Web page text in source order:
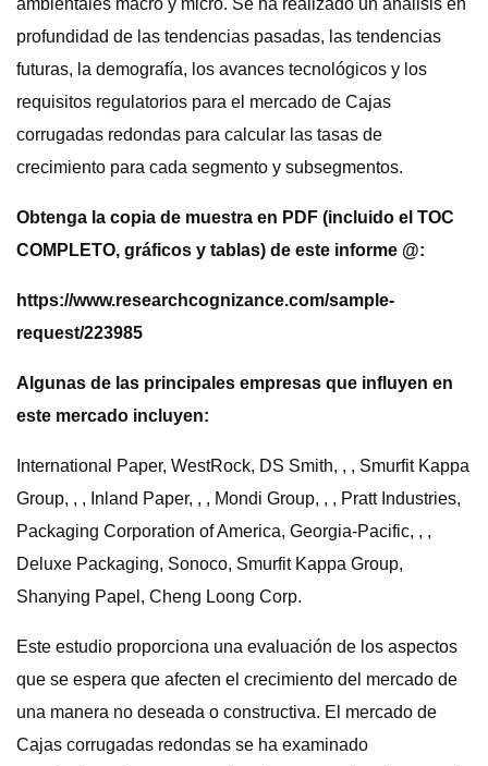
ambientales macro y micro. Se ha realizado un análisis en
profundidad de las tendencias pasadas, las tendencias
futuras, la demografía, los avances tecnológicos y los
requisitos regulatorios para el mercado de Cajas
corrugadas redondas para calcular las tasas de
crecimiento para cada segmento y subsegmentos.
Obtenga la copia de muestra en PDF (incluido el TOC
COMPLETO, gráficos y tablas) de este informe @:
https://www.researchcognizance.com/sample-
request/223985
Algunas de las principales empresas que influyen en
este mercado incluyen:
International Paper, WestRock, DS Smith, , , Smurfit Kappa
Group, , , Inland Paper, , , Mondi Group, , , Pratt Industries,
Packaging Corporation of America, Georgia-Pacific, , ,
Deluxe Packaging, Sonoco, Smurfit Kappa Group,
Shanying Papel, Cheng Loong Corp.
Este estudio proporciona una evaluación de los aspectos
que se espera que afecten el crecimiento del mercado de
una manera no deseada o constructiva. El mercado de
Cajas corrugadas redondas se ha examinado